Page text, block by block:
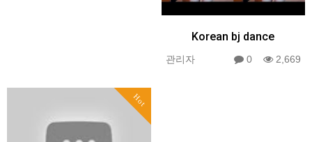
Korean bj dance
관리자 0 2,669
Hot